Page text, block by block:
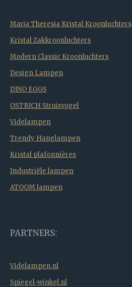
Maria Theresia Kristal Kroonluchters
Kristal Zakkroonluchters
Modern Classic Kroonluchters
Design Lampen
DINO EGGS
OSTRICH Struisvogel
Videlampen
Trendy Hanglampen
Kristal plafonnières
Industriële lampen
ATOOM lampen
PARTNERS:
Videlampen.nl
Spiegel-winkel.nl